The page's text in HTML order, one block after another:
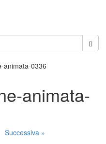
animata-0336
animata-
Successiva »